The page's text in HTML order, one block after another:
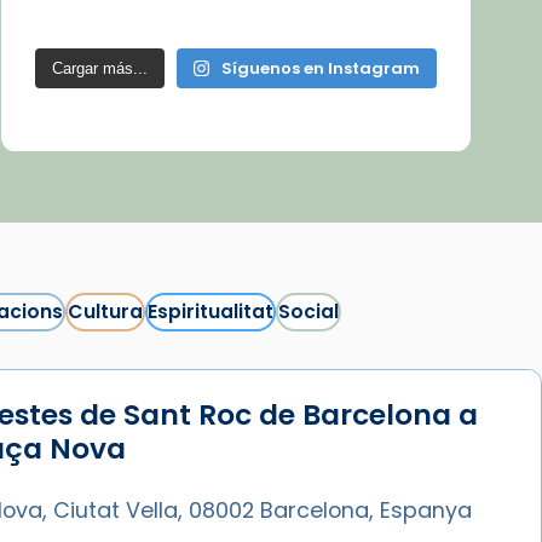
Cargar más... Síguenos en Instagram
CulturaEspiritualitatSocial
de Sant Roc de Barcelona a
Nova
Ciutat Vella, 08002 Barcelona, Espanya